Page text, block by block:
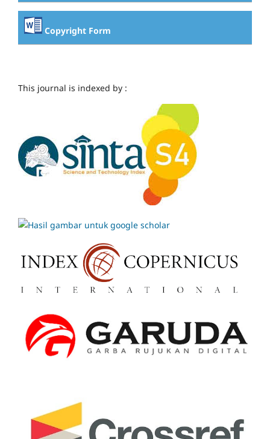
Copyright Form
This journal is indexed by :